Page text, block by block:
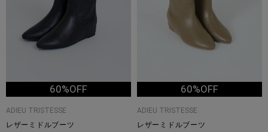
60%OFF
ADIEU TRISTESSE
レザーミドルブーツ
60%OFF
ADIEU TRISTESSE
レザーミドルブーツ